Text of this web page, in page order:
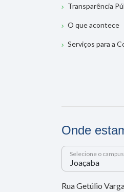
Transparência
O que acontece
Serviços para a
Onde
Selecione o campus
Rua Getúlio